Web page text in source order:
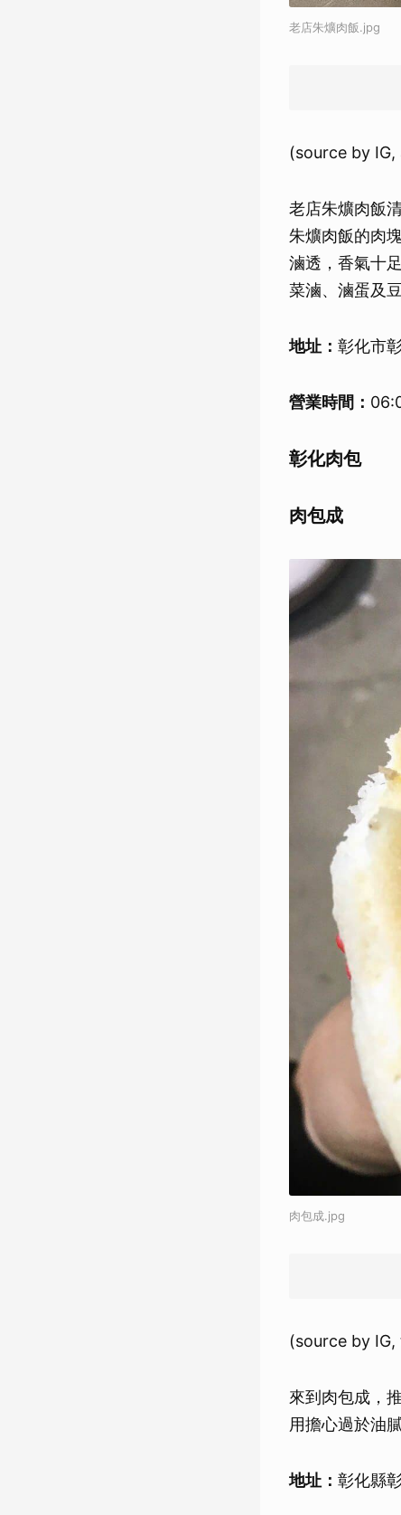
老店朱爌肉飯.jpg
(source by
老店朱爌肉飯
朱爌肉飯的肉
滷透，香氣十
菜滷、滷蛋及
地址： 彰化市
營業時間：
彰化肉包
肉包成
肉包成.jpg
(source by
來到肉包成，
用擔心過於油
地址： 彰化縣